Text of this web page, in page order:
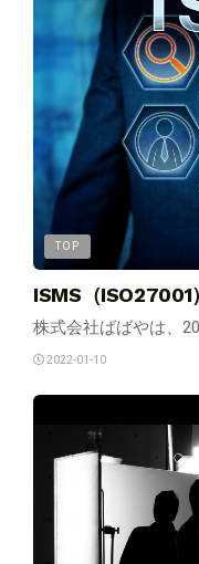
TOP
ISMS（ISO27001
株式会社ばばやは、
2022-01-10